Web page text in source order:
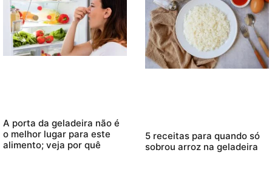
A porta da geladeira não é
o melhor lugar para este
alimento; veja por quê
5 receitas para quando só
sobrou arroz na geladeira